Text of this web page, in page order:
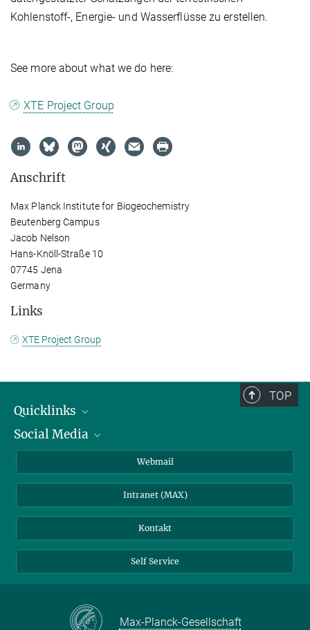
Kohlenstoff-, Energie- und Wasserflüsse zu erstellen.
See more about what we do here:
XTE Project Group
Anschrift
Max Planck Institute for Biogeochemistry
Beutenberg Campus
Jacob Nelson
Hans-Knöll-Straße 10
07745 Jena
Germany
Links
XTE Project Group
TOP
Quicklinks
IMPRS Graduiertenschule
Wetterstation
Social Media
BlueSky
Webmail
Intranet (MAX)
Kontakt
Self Service
Max-Planck-Gesellschaft